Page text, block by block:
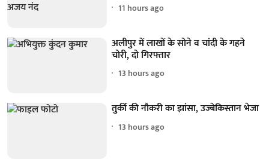
11 hours ago
अलीपुर में लाखों के सोने व चांदी के गहने
चोरी, दो गिरफ्तार
13 hours ago
तुर्की की नौकरी का झांसा, उज्बेकिस्तान भेजा
13 hours ago